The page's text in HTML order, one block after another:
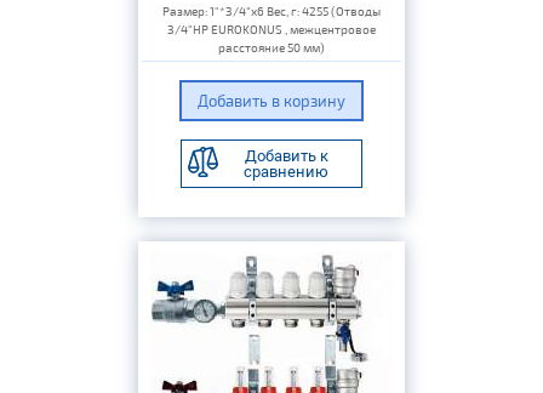
Размер: 1"*3/4"х6 Вес, г: 4255 (Отводы
3/4"НР EUROKONUS , межцентровое
расстояние 50 мм)
Добавить к
сравнению